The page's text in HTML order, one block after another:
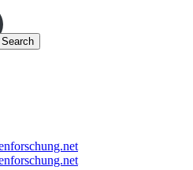
Search